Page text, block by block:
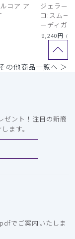
コア ア
ジェラー
コ:スムー
ーディガン
9,240円 （税
の他商品一覧へ ＞
ゼント！注目の新商
ます。
でご案内いたしま